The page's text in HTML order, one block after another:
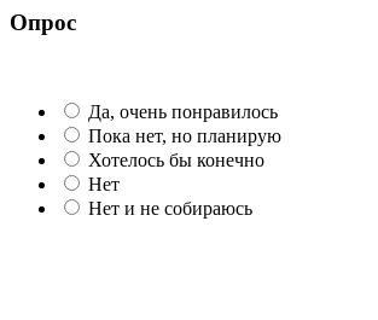
Опрос
Да, очень понравилось
Пока нет, но планирую
Хотелось бы конечно
Нет
Нет и не собираюсь